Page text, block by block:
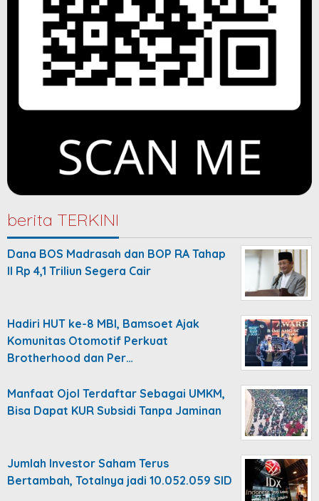
berita TERKINI
Dana BOS Madrasah dan BOP RA Tahap
II Rp 4,1 Triliun Segera Cair
Hadiri HUT ke-8 MBI, Bamsoet Ajak
Komunitas Otomotif Perkuat
Brotherhood dan Per…
Manfaat Ojol Terdaftar Sebagai UMKM,
Bisa Dapat KUR Subsidi Tanpa Jaminan
Jumlah Investor Saham Terus
Bertambah, Totalnya jadi 10.052.059 SID